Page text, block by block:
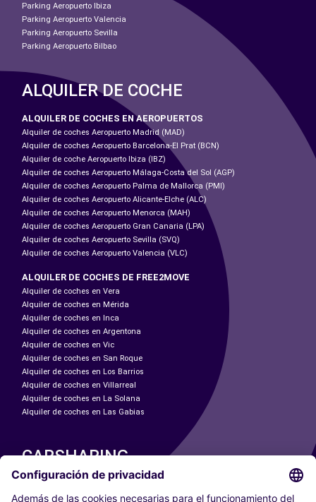
Parking Aeropuerto Ibiza
Parking Aeropuerto Valencia
Parking Aeropuerto Sevilla
Parking Aeropuerto Bilbao
ALQUILER DE COCHE
ALQUILER DE COCHES EN AEROPUERTOS
Alquiler de coches Aeropuerto Madrid (MAD)
Alquiler de coches Aeropuerto Barcelona-El Prat (BCN)
Alquiler de coche Aeropuerto Ibiza (IBZ)
Alquiler de coches Aeropuerto Málaga-Costa del Sol (AGP)
Alquiler de coches Aeropuerto Palma de Mallorca (PMI)
Alquiler de coches Aeropuerto Alicante-Elche (ALC)
Alquiler de coches Aeropuerto Menorca (MAH)
Alquiler de coches Aeropuerto Gran Canaria (LPA)
Alquiler de coches Aeropuerto Sevilla (SVQ)
Alquiler de coches Aeropuerto Valencia (VLC)
ALQUILER DE COCHES DE FREE2MOVE
Alquiler de coches en Vera
Alquiler de coches en Mérida
Alquiler de coches en Inca
Alquiler de coches en Argentona
Alquiler de coches en Vic
Alquiler de coches en San Roque
Alquiler de coches en Los Barrios
Alquiler de coches en Villarreal
Alquiler de coches en La Solana
Alquiler de coches en Las Gabias
CARSHARING
NUESTRAS CIUDADES
Paris